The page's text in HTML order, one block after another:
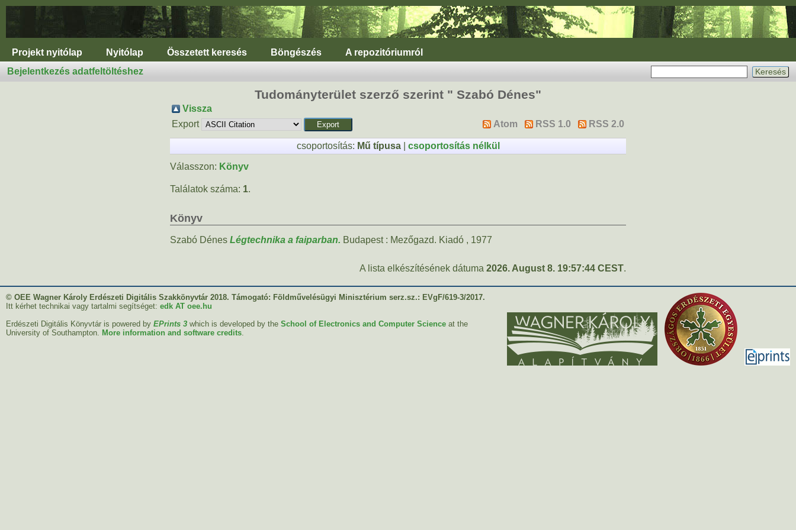
Projekt nyitólap Nyitólap Összetett keresés Böngészés
A repozitóriumról
Bejelentkezés adatfeltöltéshez
Tudományterület szerző szerint " Szabó Dénes"
Vissza
Export
Atom RSS 1.0 RSS 2.0
csoportosítás: Mű típusa| csoportosítás nélkül
Válasszon: Könyv
Találatok száma: 1.
Könyv
Szabó Dénes Légtechnika a faiparban. Budapest : Mezőgazd. Kiadó , 1977
A lista elkészítésének dátuma 2026. August 8. 19:57:44 CEST.
© OEE Wagner Károly Erdészeti Digitális Szakkönyvtár 2018. Támogató: Földművelésügyi Minisztérium serz.sz.: EVgF/619-3/2017.
Itt kérhet technikai vagy tartalmi segítséget: edk AT oee.hu
Erdészeti Digitális Könyvtár is powered by EPrints 3 which is developed by the School of Electronics and Computer Science at the
University of Southampton. More information and software credits.